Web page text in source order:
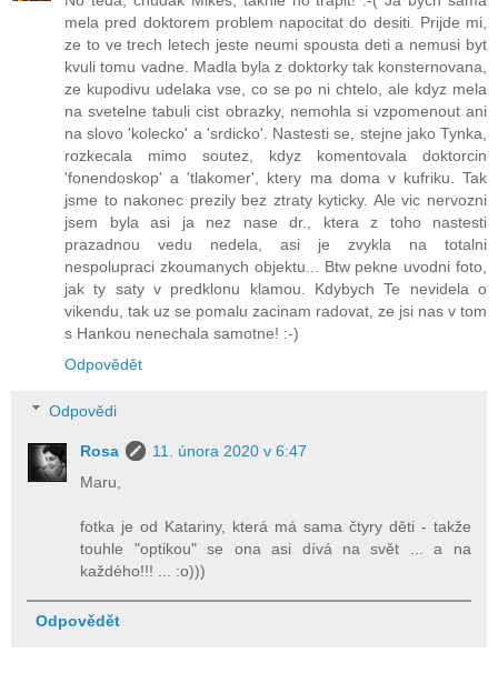
mela pred doktorem problem napocitat do desiti. Prijde mi,
ze to ve trech letech jeste neumi spousta deti a nemusi byt
kvuli tomu vadne. Madla byla z doktorky tak konsternovana,
ze kupodivu udelaka vse, co se po ni chtelo, ale kdyz mela
na svetelne tabuli cist obrazky, nemohla si vzpomenout ani
na slovo 'kolecko' a 'srdicko'. Nastesti se, stejne jako Tynka,
rozkecala mimo soutez, kdyz komentovala doktorcin
'fonendoskop' a 'tlakomer', ktery ma doma v kufriku. Tak
jsme to nakonec prezily bez ztraty kyticky. Ale vic nervozni
jsem byla asi ja nez nase dr., ktera z toho nastesti
prazadnou vedu nedela, asi je zvykla na totalni
nespolupraci zkoumanych objektu... Btw pekne uvodni foto,
jak ty saty v predklonu klamou. Kdybych Te nevidela o
vikendu, tak uz se pomalu zacinam radovat, ze jsi nas v tom
s Hankou nenechala samotne! :-)
Odpovědět
Odpovědi
Rosa
11. února 2020 v 6:47
Maru,
fotka je od Katariny, která má sama čtyry děti - takže
touhle "optikou" se ona asi dívá na svět ... a na
každého!!! ... :o)))
Odpovědět